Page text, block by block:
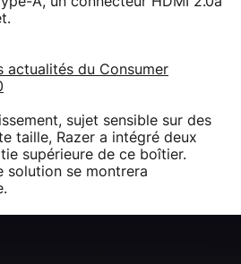
actualités du Consumer
sujet sensible sur des
taille, Razer a intégré deux
supérieure de ce boîtier.
solution se montrera